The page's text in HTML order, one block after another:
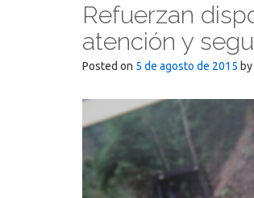
Refuerzan
atención y
Posted on 5 de agosto de 2015 by